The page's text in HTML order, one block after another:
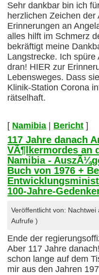
Sehr dankbar bin ich
herzlichen Zeichen
Erinnerungen an
alles hilft im Schmerz
bekräftigt meine
Langstrecke. Ich
dran! HIER zur
Lebensweges. Dass
Klinik-Station Corona
rätselhaft.
[ Namibia | Bericht ]
117 Jahre danach
VÃ¶lkermordes an
Namibia -
Buch von 1976 +
100-Jahre-
Veröffentlicht von:
Aufrufe )
Ende der
Aber 117 Jahre
schon lange auf dem
mir aus den Jahren